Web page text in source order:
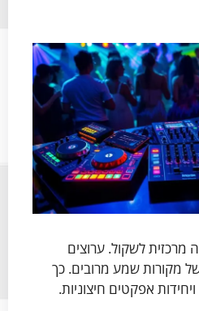
מרכזית לשקול. ערוצים
מקורות שמע מרובים. כך
ויחידות אפקטים חיצוניות.